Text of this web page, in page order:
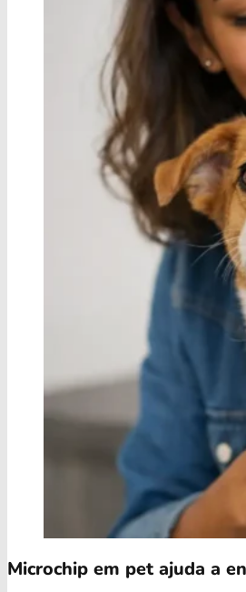
Microchip em pet ajuda a